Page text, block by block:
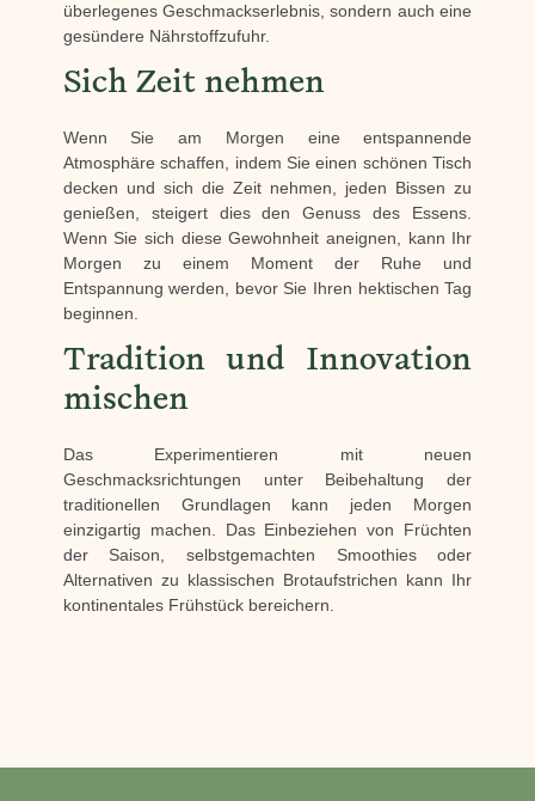
überlegenes Geschmackserlebnis, sondern auch eine
gesündere Nährstoffzufuhr.
Sich Zeit nehmen
Wenn Sie am Morgen eine entspannende
Atmosphäre schaffen, indem Sie einen schönen Tisch
decken und sich die Zeit nehmen, jeden Bissen zu
genießen, steigert dies den Genuss des Essens.
Wenn Sie sich diese Gewohnheit aneignen, kann Ihr
Morgen zu einem Moment der Ruhe und
Entspannung werden, bevor Sie Ihren hektischen Tag
beginnen.
Tradition und Innovation
mischen
Das Experimentieren mit neuen
Geschmacksrichtungen unter Beibehaltung der
traditionellen Grundlagen kann jeden Morgen
einzigartig machen. Das Einbeziehen von Früchten
der Saison, selbstgemachten Smoothies oder
Alternativen zu klassischen Brotaufstrichen kann Ihr
kontinentales Frühstück bereichern.